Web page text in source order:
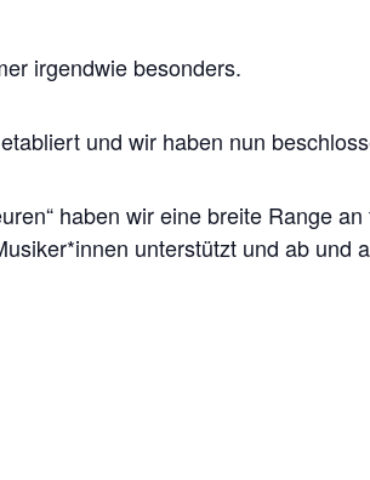
irgendwie besonders.
und wir haben nun
haben wir eine breite Range
unterstützt und ab und